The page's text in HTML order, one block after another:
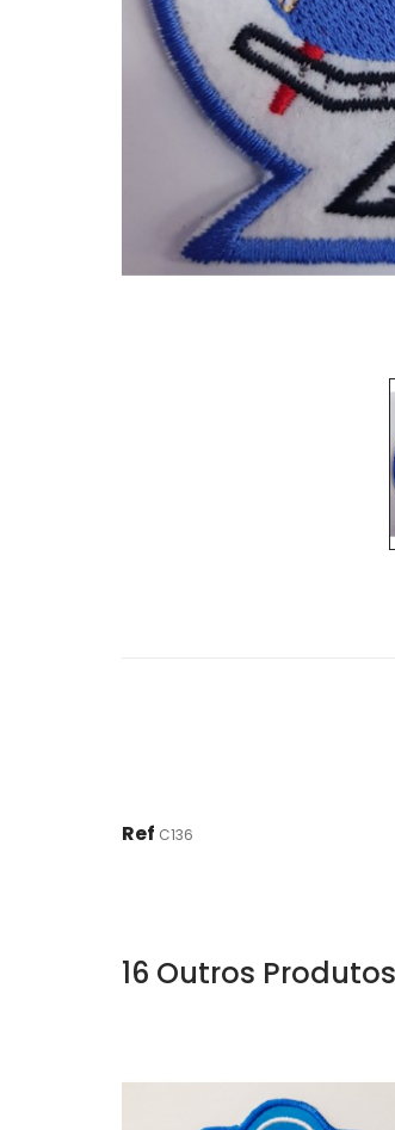
Ref C136
16 Outros